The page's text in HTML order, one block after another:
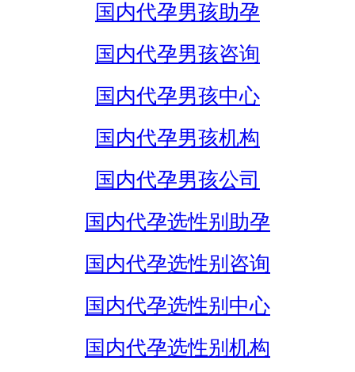
国内代孕男孩助孕
国内代孕男孩咨询
国内代孕男孩中心
国内代孕男孩机构
国内代孕男孩公司
国内代孕选性别助孕
国内代孕选性别咨询
国内代孕选性别中心
国内代孕选性别机构